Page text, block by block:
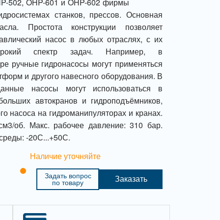
станков, прессов. Основная
Простота конструкции позволяет
насос в любых отраслях, с их
спектр задач. Например, в
ручные гидронасосы могут применяться
и другого навесного оборудования. В
насосы могут использоваться в
автокранов и гидроподъёмников,
насоса на гидроманипуляторах и кранах.
об. Макс. рабочее давление: 310 бар.
-20С...+50С.
Наличие уточняйте
Задать вопрос
по товару
Заказать